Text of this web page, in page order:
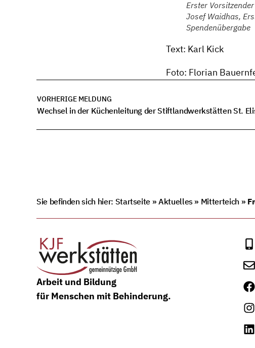
Erster
Josef Waidhas,
Spendenübergabe
Text: Karl Kick
Foto: Florian
VORHERIGE MELDUNG
Wechsel in der Küchenleitung der Stiftlandwerkstätten St.
Sie befinden sich hier: Startseite » Aktuelles» Mitterteich»
Arbeit und Bildung
für Menschen mit Behinderung.